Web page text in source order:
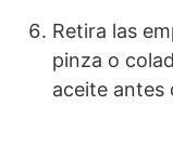
Retira las
pinza o
aceite antes